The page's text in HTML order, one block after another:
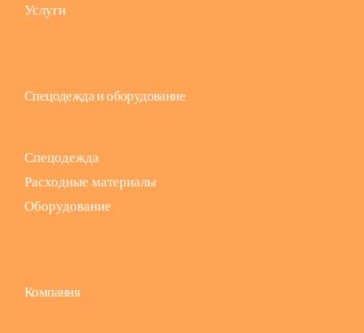
Услуги
Спецодежда и оборудование
Спецодежда
Расходные материалы
Оборудование
Компания